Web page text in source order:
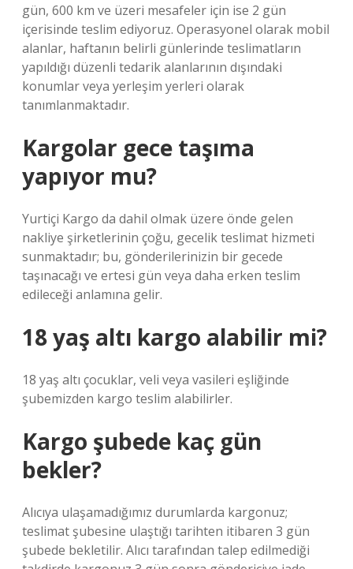
gün, 600 km ve üzeri mesafeler için ise 2 gün
içerisinde teslim ediyoruz. Operasyonel olarak mobil
alanlar, haftanın belirli günlerinde teslimatların
yapıldığı düzenli tedarik alanlarının dışındaki
konumlar veya yerleşim yerleri olarak
tanımlanmaktadır.
Kargolar gece taşıma
yapıyor mu?
Yurtiçi Kargo da dahil olmak üzere önde gelen
nakliye şirketlerinin çoğu, gecelik teslimat hizmeti
sunmaktadır; bu, gönderilerinizin bir gecede
taşınacağı ve ertesi gün veya daha erken teslim
edileceği anlamına gelir.
18 yaş altı kargo alabilir mi?
18 yaş altı çocuklar, veli veya vasileri eşliğinde
şubemizden kargo teslim alabilirler.
Kargo şubede kaç gün
bekler?
Alıcıya ulaşamadığımız durumlarda kargonuz;
teslimat şubesine ulaştığı tarihten itibaren 3 gün
şubede bekletilir. Alıcı tarafından talep edilmediği